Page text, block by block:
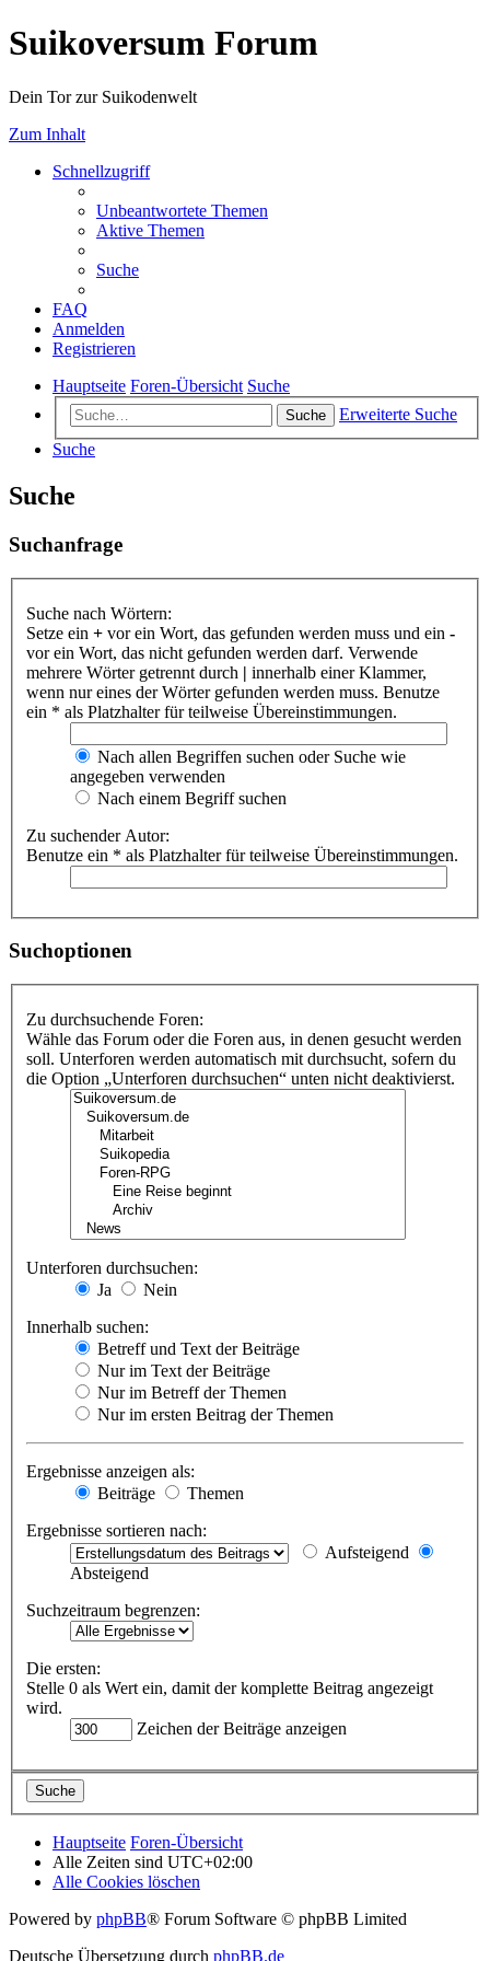
Suikoversum Forum
Dein Tor zur Suikodenwelt
Zum Inhalt
Schnellzugriff
Unbeantwortete Themen
Aktive Themen
Suche
FAQ
Anmelden
Registrieren
Hauptseite Foren-Übersicht Suche
Suche
Erweiterte Suche
Suche
Suche
Suchanfrage
Suche nach Wörtern:
Setze ein + vor ein Wort, das gefunden werden muss und ein -
vor ein Wort, das nicht gefunden werden darf. Verwende
mehrere Wörter getrennt durch | innerhalb einer Klammer,
wenn nur eines der Wörter gefunden werden muss. Benutze
ein * als Platzhalter für teilweise Übereinstimmungen.
Nach allen Begriffen suchen oder Suche wie
angegeben verwenden
Nach einem Begriff suchen
Zu suchender Autor:
Benutze ein * als Platzhalter für teilweise Übereinstimmungen.
Suchoptionen
Zu durchsuchende Foren:
Wähle das Forum oder die Foren aus, in denen gesucht werden
soll. Unterforen werden automatisch mit durchsucht, sofern du
die Option „Unterforen durchsuchen“ unten nicht deaktivierst.
Unterforen durchsuchen:
Ja
Nein
Innerhalb suchen:
Betreff und Text der Beiträge
Nur im Text der Beiträge
Nur im Betreff der Themen
Nur im ersten Beitrag der Themen
Ergebnisse anzeigen als:
Beiträge
Themen
Ergebnisse sortieren nach:
Aufsteigend
Absteigend
Suchzeitraum begrenzen:
Die ersten:
Stelle 0 als Wert ein, damit der komplette Beitrag angezeigt
wird.
Zeichen der Beiträge anzeigen
Hauptseite Foren-Übersicht
Alle Zeiten sind UTC+02:00
Alle Cookies löschen
Powered by phpBB® Forum Software © phpBB Limited
Deutsche Übersetzung durch phpBB.de